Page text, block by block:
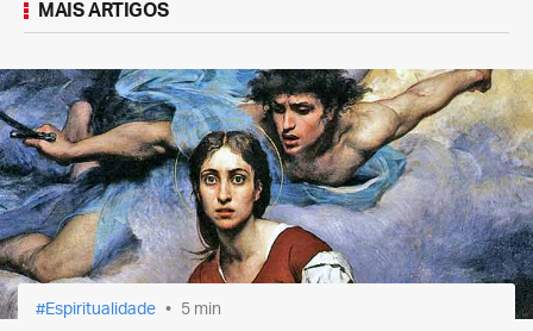
MAIS ARTIGOS
Espiritualidade 5 min